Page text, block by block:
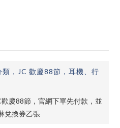
類，JC 歡慶88節，耳機、行
慶88節，官網下單先付款，並
兌換券乙張